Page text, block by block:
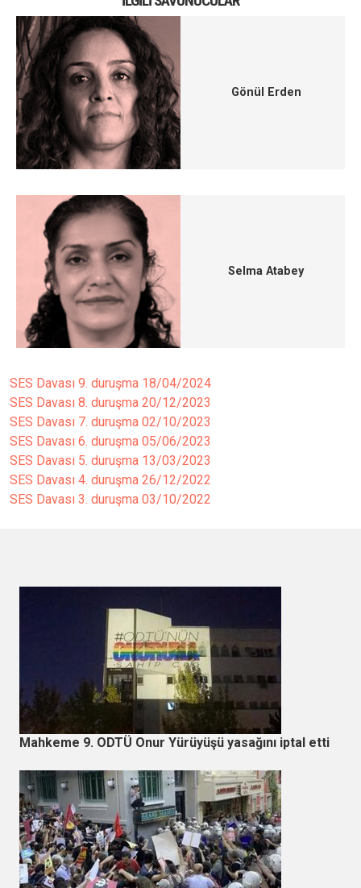
Gönül Erden
Selma Atabey
SES Davası 9. duruşma 18/04/2024
SES Davası 8. duruşma 20/12/2023
SES Davası 7. duruşma 02/10/2023
SES Davası 6. duruşma 05/06/2023
SES Davası 5. duruşma 13/03/2023
SES Davası 4. duruşma 26/12/2022
SES Davası 3. duruşma 03/10/2022
Mahkeme 9. ODTÜ Onur Yürüyüşü yasağını iptal etti